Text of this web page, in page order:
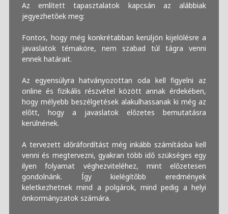
Az említett tapasztalatok kapcsán az alábbiak
jegyezhetőek meg:
Fontos, hogy még konkrétabban kerüljön kijelölésre a
javaslatok témaköre, nem szabad túl tágra venni
ennek határait.
Az egyensúlyra hatványozottan oda kell figyelni az
online és fizikális részvétel között annak érdekében,
hogy mélyebb beszélgetések alakulhassanak ki még az
előtt, hogy a javaslatok előzetes bemutatásra
kerülnének.
A tervezett időráfordítást még inkább számításba kell
venni és megtervezni, gyakran több idő szükséges egy
ilyen folyamat véghezviteléhez, mint előzetesen
gondolnánk. Így kielégítőbb eredmények
keletkezhetnek mind a polgárok, mind pedig a helyi
önkormányzatok számára.